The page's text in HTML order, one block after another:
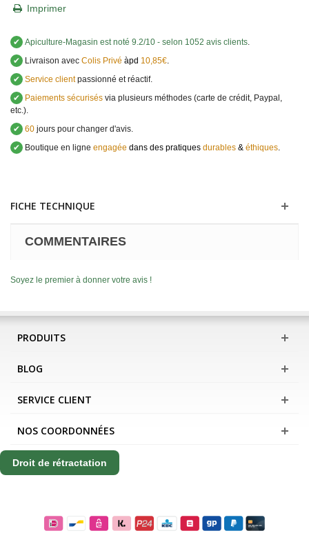
Imprimer
✔ Apiculture-Magasin est noté 9.2/10 - selon 1052 avis clients.
✔
Livraison avec Colis Privé àpd 10,85€.
✔ Service clientpassionné et réactif.
✔
Paiements sécurisés via plusieurs méthodes (carte de crédit, Paypal,
etc.).
✔ 60 jours pour changer d'avis.
✔
Boutique en ligne engagée dans des pratiques durables & éthiques.
FICHE TECHNIQUE
COMMENTAIRES
Soyez le premier à donner votre avis !
PRODUITS
BLOG
SERVICE CLIENT
NOS COORDONNÉES
Droit de rétractation